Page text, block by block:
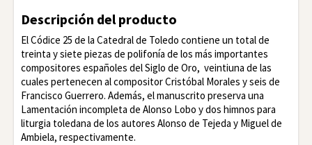
Descripción del producto
El Códice 25 de la Catedral de Toledo contiene un total de
treinta y siete piezas de polifonía de los más importantes
compositores españoles del Siglo de Oro, veintiuna de las
cuales pertenecen al compositor Cristóbal Morales y seis de
Francisco Guerrero. Además, el manuscrito preserva una
Lamentación incompleta de Alonso Lobo y dos himnos para
liturgia toledana de los autores Alonso de Tejeda y Miguel de
Ambiela, respectivamente.